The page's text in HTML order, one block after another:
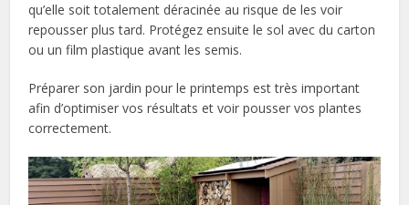
qu’elle soit totalement déracinée au risque de les voir
repousser plus tard. Protégez ensuite le sol avec du carton
ou un film plastique avant les semis.
Préparer son jardin pour le printemps est très important
afin d’optimiser vos résultats et voir pousser vos plantes
correctement.